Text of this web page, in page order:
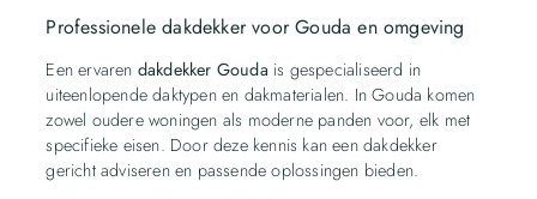
Professionele dakdekker voor Gouda en omgeving
Een ervaren dakdekker Gouda is gespecialiseerd in
uiteenlopende daktypen en dakmaterialen. In Gouda komen
zowel oudere woningen als moderne panden voor, elk met
specifieke eisen. Door deze kennis kan een dakdekker
gericht adviseren en passende oplossingen bieden.